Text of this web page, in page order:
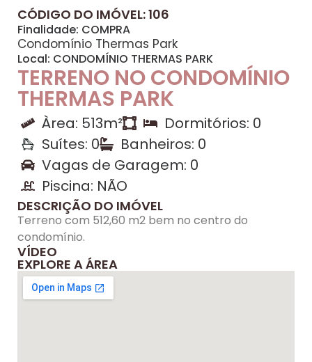
CÓDIGO DO IMÓVEL: 106
Finalidade: COMPRA
Condomínio Thermas Park
Local: CONDOMÍNIO THERMAS PARK
TERRENO NO CONDOMÍNIO
THERMAS PARK
Àrea: 513m²
Dormitórios: 0
Suítes: 0
Banheiros: 0
Vagas de Garagem: 0
Piscina: NÃO
DESCRIÇÃO DO IMÓVEL
Terreno com 512,60 m2 bem no centro do
condomínio.
VÍDEO
EXPLORE A ÁREA